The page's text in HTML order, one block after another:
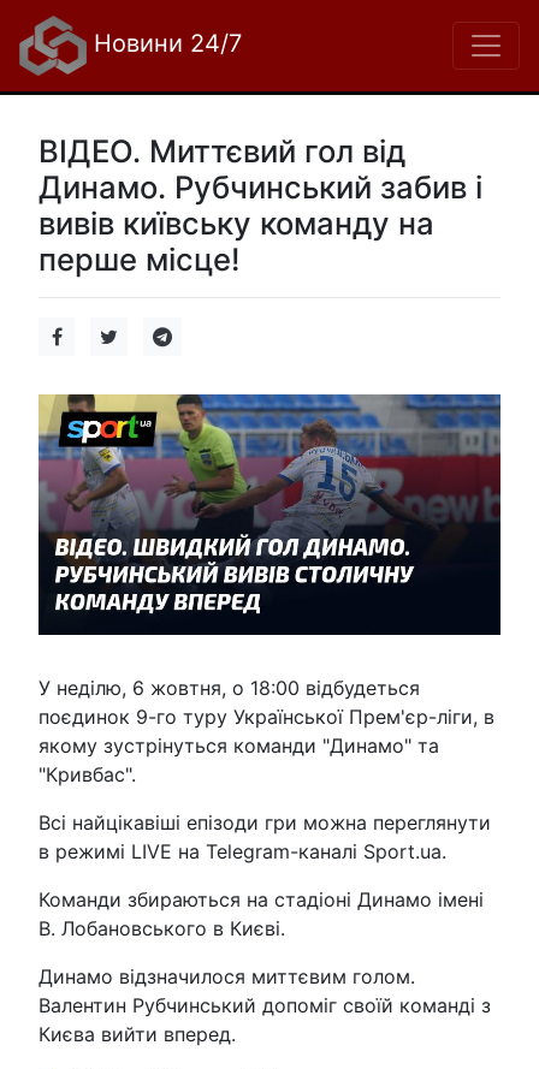
Новини 24/7
ВІДЕО. Миттєвий гол від
Динамо. Рубчинський забив і
вивів київську команду на
перше місце!
У неділю, 6 жовтня, о 18:00 відбудеться
поєдинок 9-го туру Української Прем'єр-ліги, в
якому зустрінуться команди "Динамо" та
"Кривбас".
Всі найцікавіші епізоди гри можна переглянути
в режимі LIVE на Telegram-каналі Sport.ua.
Команди збираються на стадіоні Динамо імені
В. Лобановського в Києві.
Динамо відзначилося миттєвим голом.
Валентин Рубчинський допоміг своїй команді з
Києва вийти вперед.